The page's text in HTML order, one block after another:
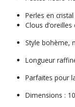
Perles en
Clous
Style bohème,
Longueur
Parfaites pour
Dimensions :